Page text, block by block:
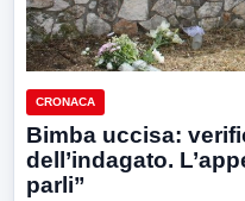
CRONACA
Bimba uccisa:
dell’indagato.
parli”